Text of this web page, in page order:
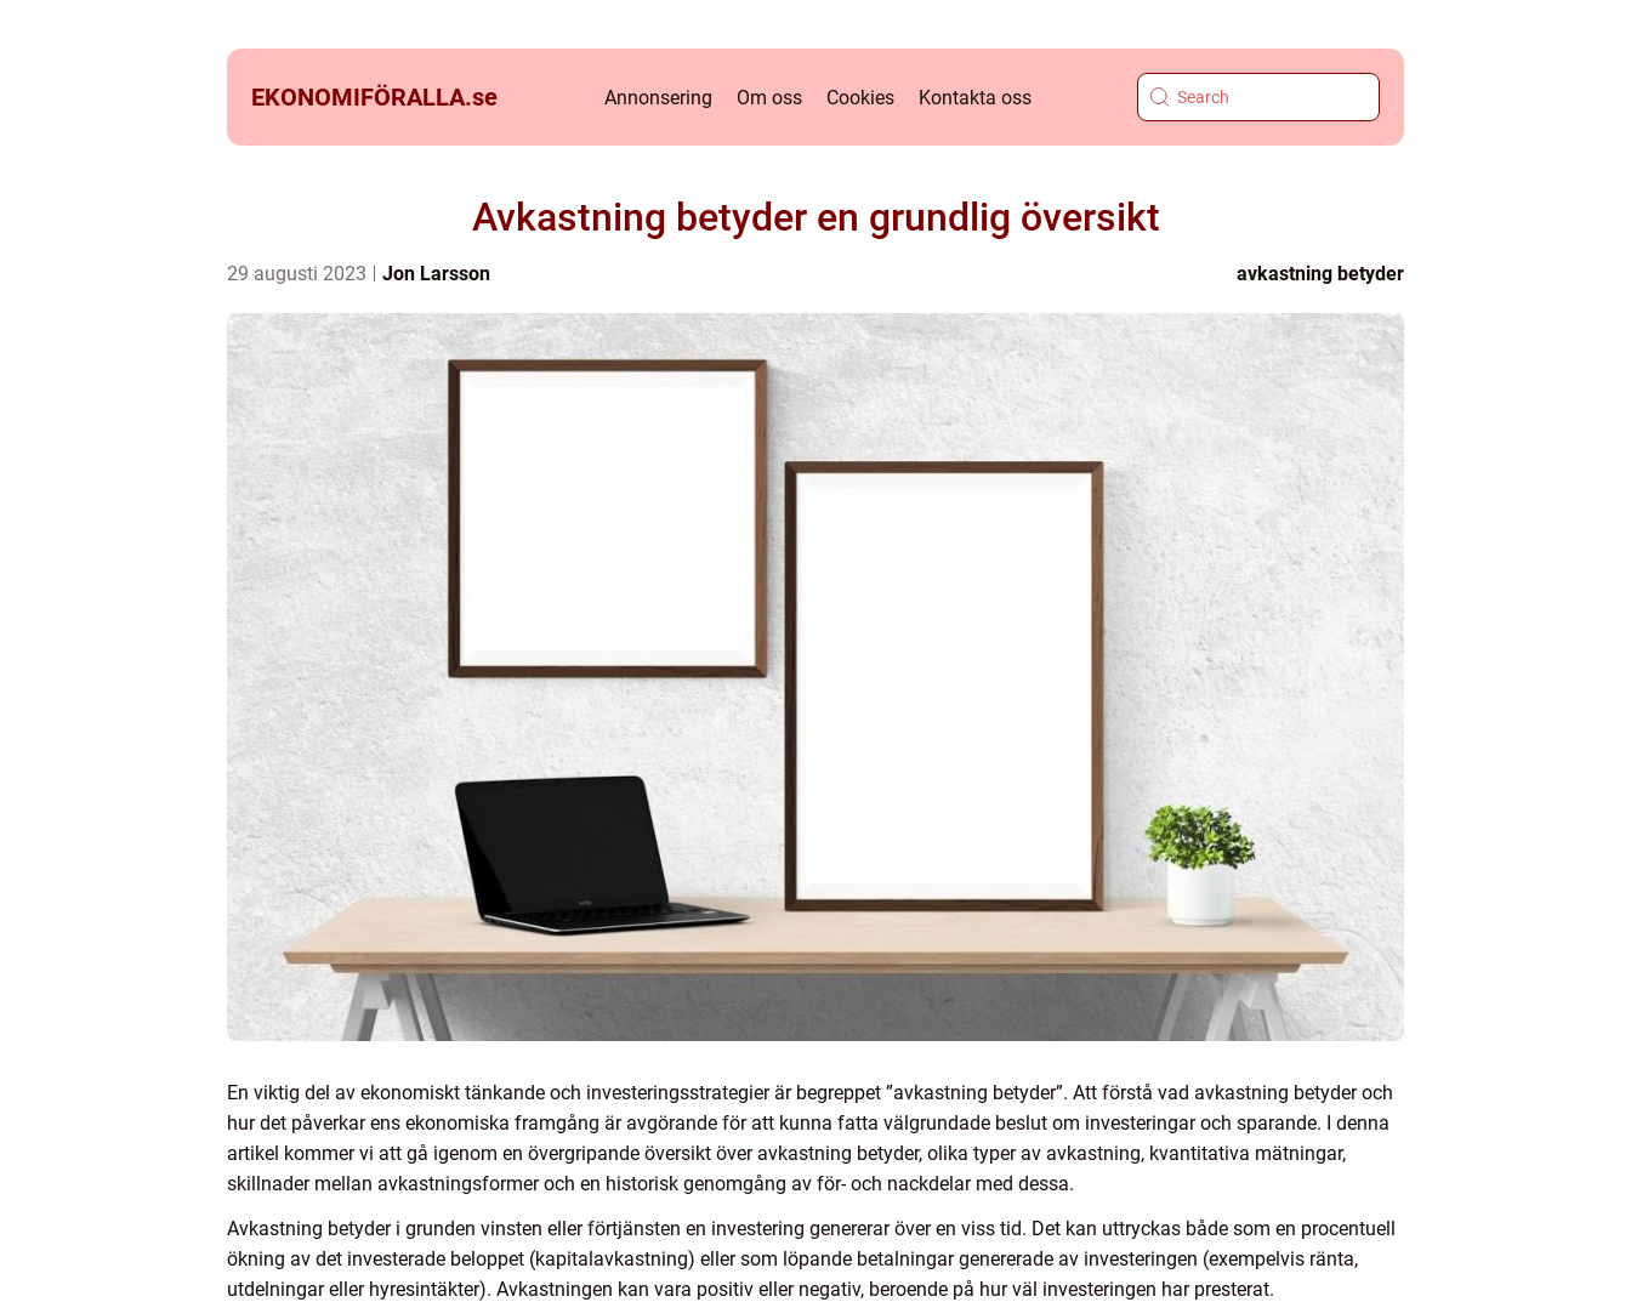
EKONOMIFÖRALLA.se Annonsering Om oss Cookies Kontakta oss
Avkastning betyder en grundlig översikt
29 augusti 2023 Jon Larsson avkastning betyder
En viktig del av ekonomiskt tänkande och investeringsstrategier är begreppet ”avkastning betyder”. Att förstå vad avkastning betyder och
hur det påverkar ens ekonomiska framgång är avgörande för att kunna fatta välgrundade beslut om investeringar och sparande. I denna
artikel kommer vi att gå igenom en övergripande översikt över avkastning betyder, olika typer av avkastning, kvantitativa mätningar,
skillnader mellan avkastningsformer och en historisk genomgång av för- och nackdelar med dessa.
Avkastning betyder i grunden vinsten eller förtjänsten en investering genererar över en viss tid. Det kan uttryckas både som en procentuell
ökning av det investerade beloppet (kapitalavkastning) eller som löpande betalningar genererade av investeringen (exempelvis ränta,
utdelningar eller hyresintäkter). Avkastningen kan vara positiv eller negativ, beroende på hur väl investeringen har presterat.